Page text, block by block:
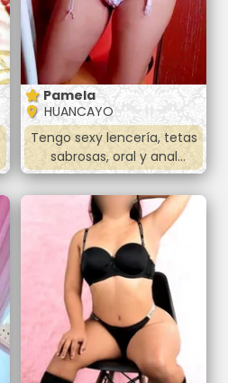
Pamela
HUANCAYO
Tengo sexy lencería, tetas
sabrosas, oral y anal
apretadito.